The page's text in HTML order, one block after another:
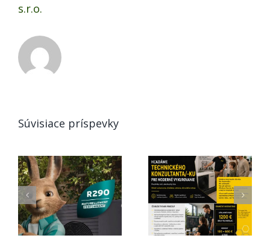
s.r.o.
Súvisiace príspevky
Hľadáme
technického
konzultanta/-
ku pre
moderné
Chladenie
domácnosti
rekuperáciou:
príjemná
teplota a